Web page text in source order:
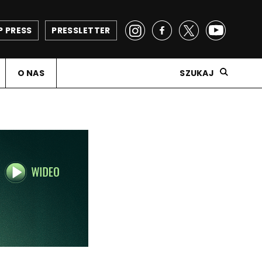
PRESSLETTER
PRESS
O NAS SZUKAJ